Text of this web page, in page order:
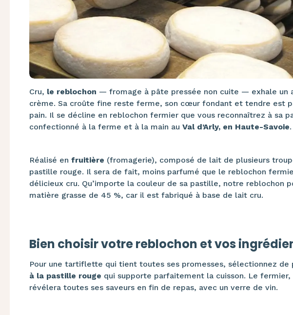
Cru, le reblochon — fromage à pâte pressée non cuite — exhale un
crème. Sa croûte fine reste ferme, son cœur fondant et tendre est
pain. Il se décline en reblochon fermier que vous reconnaîtrez à sa
confectionné à la ferme et à la main au Val d’Arly, en Haute-Savoie.
Réalisé en fruitière (fromagerie), composé de lait de plusieurs
pastille rouge. Il sera de fait, moins parfumé que le reblochon
délicieux cru. Qu’importe la couleur de sa pastille, notre reblochon
matière grasse de 45 %, car il est fabriqué à base de lait cru.
Bien choisir votre reblochon et vos
Pour une tartiflette qui tient toutes ses promesses, sélectionnez de
à la pastille rouge qui supporte parfaitement la cuisson. Le fermier,
révélera toutes ses saveurs en fin de repas, avec un verre de vin.